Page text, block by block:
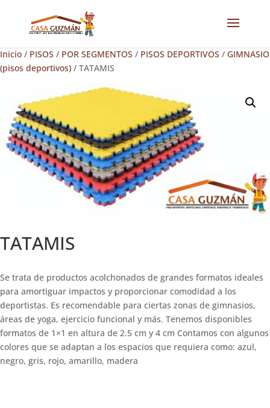
Inicio / PISOS / POR SEGMENTOS / PISOS DEPORTIVOS / GIMNASIO
(pisos deportivos) / TATAMIS
TATAMIS
Se trata de productos acolchonados de grandes formatos ideales
para amortiguar impactos y proporcionar comodidad a los
deportistas. Es recomendable para ciertas zonas de gimnasios,
áreas de yoga, ejercicio funcional y más. Tenemos disponibles
formatos de 1×1 en altura de 2.5 cm y 4 cm Contamos con algunos
colores que se adaptan a los espacios que requiera como: azul,
negro, gris, rojo, amarillo, madera